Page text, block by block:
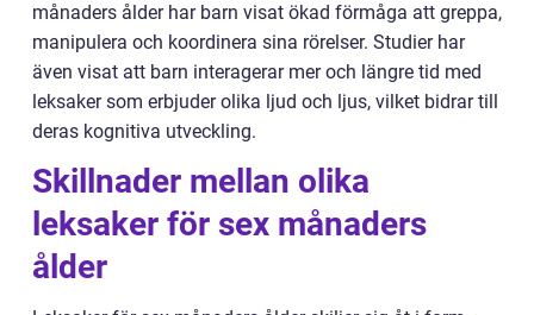
månaders ålder har barn visat ökad förmåga att greppa,
manipulera och koordinera sina rörelser. Studier har
även visat att barn interagerar mer och längre tid med
leksaker som erbjuder olika ljud och ljus, vilket bidrar till
deras kognitiva utveckling.
Skillnader mellan olika
leksaker för sex månaders
ålder